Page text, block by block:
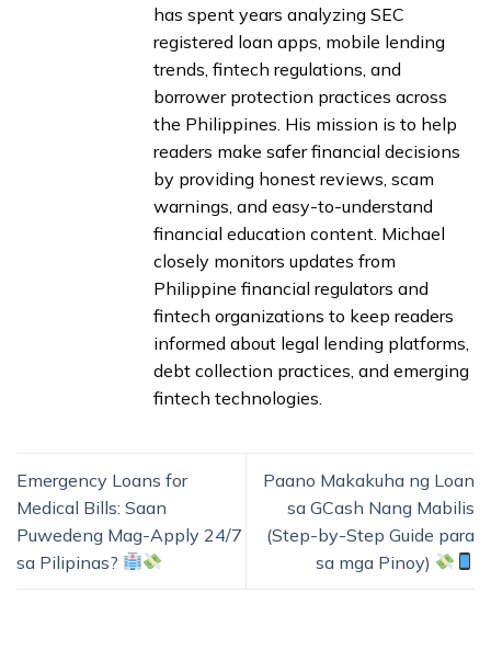
has spent years analyzing SEC
registered loan apps, mobile lending
trends, fintech regulations, and
borrower protection practices across
the Philippines. His mission is to help
readers make safer financial decisions
by providing honest reviews, scam
warnings, and easy-to-understand
financial education content. Michael
closely monitors updates from
Philippine financial regulators and
fintech organizations to keep readers
informed about legal lending platforms,
debt collection practices, and emerging
fintech technologies.
Emergency Loans for
Medical Bills: Saan
Puwedeng Mag-Apply 24/7
sa Pilipinas?
Paano Makakuha ng Loan
sa GCash Nang Mabilis
(Step-by-Step Guide para
sa mga Pinoy)